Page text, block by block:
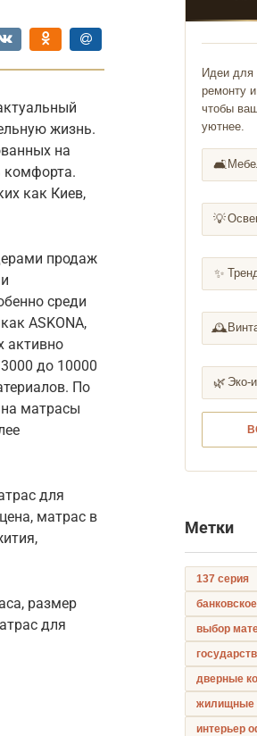
жизнь.
на
комфорта.
как Киев,
продаж
среди
ASKONA,
активно
до 10000
По
матрасы
для
матрас в
размер
для
Идеи для
ремонту
чтобы
уютнее.
🛋️
💡
✨
🕰️
🌿 Эко-
Метки
137 серия
выбор
дверные
жилищные
интерьер